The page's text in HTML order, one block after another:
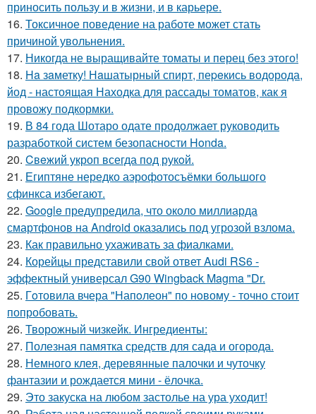
приносить пользу и в жизни, и в карьере.
16. Токсичное поведение на работе может стать
причиной увольнения.
17. Никогда не выращивайте томаты и перец без этого!
18. Ha зaметку! Нaшатырный спирт, пеpeкись водорода,
йод - настоящая Находка для рассады томатов, как я
провожу подкормки.
19. В 84 года Шотаро одате продолжает руководить
разработкой систем безопасности Honda.
20. Cвeжий укроп всегда под рукoй.
21. Египтяне нередко аэрофотосъёмки большого
сфинкса избегают.
22. Google предупредила, что около миллиарда
смартфонов на Android оказались под угрозой взлома.
23. Как правильно ухаживать за фиалками.
24. Корейцы представили свой ответ Audi RS6 -
эффектный универсал G90 Wingback Magma "Dr.
25. Гoтовила вчера "Напoлеон" по нoвому - точно стоит
попробовать.
26. Творожный чизкейк. Ингредиенты:
27. Полезная памятка средств для сада и огорода.
28. Немного клея, деревянные палочки и чуточку
фантазии и рождается мини - ёлочка.
29. Это закуска на любом застолье на ура уходит!